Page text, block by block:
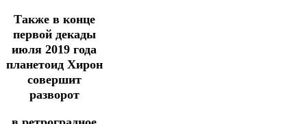
Также в конце
первой декады
июля 2019 года
планетоид Хирон
совершит
разворот